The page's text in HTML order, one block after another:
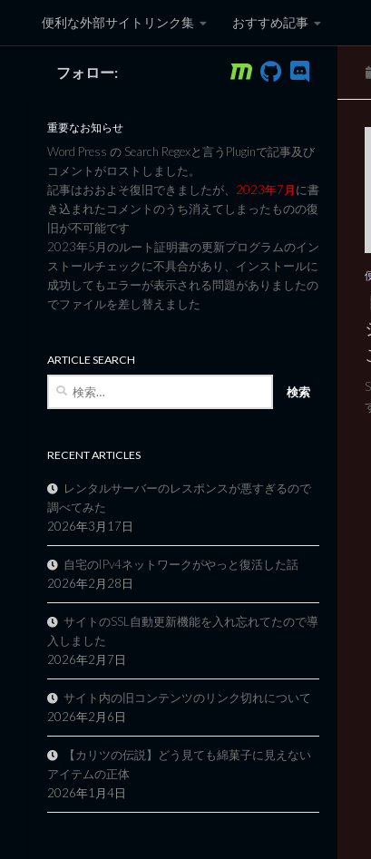
コンテンツへスキップ
便利な外部サイトリンク集 おすすめ記事
黒翼猫のコンピュ
フォロー:
重要なお知らせ
Word Press の Search Regexと言うPluginで記事及び
コメントがロストしました。
記事はおおよそ復旧できましたが、 2023年7月に書
き込まれたコメントのうち消えてしまったものの復
旧が不可能です
2023年5月のルート証明書の更新プログラムのイン
ストールチェックに不具合があり、インストールに
成功してもエラーが表示される問題がありましたの
でファイルを差し替えました
ARTICLE SEARCH
RECENT ARTICLES
レンタルサーバーのレスポンスが悪すぎるので
調べてみた
2026年3月17日
自宅のIPv4ネットワークがやっと復活した話
2026年2月28日
サイトのSSL自動更新機能を入れ忘れてたので導
入しました
2026年2月7日
サイト内の旧コンテンツのリンク切れについて
2026年2月6日
【カリツの伝説】どう見ても綿菓子に見えない
アイテムの正体
2026年1月4日